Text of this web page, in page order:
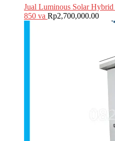
Jual Luminous Solar
850 va Rp2,700,000.00